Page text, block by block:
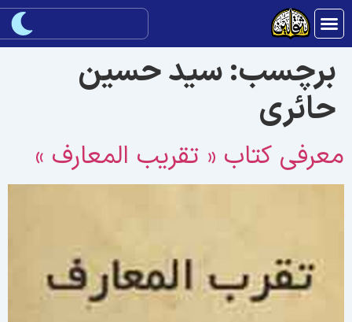
برچسب:سید حسین
حائری
کتاب « تقريب المعارف »